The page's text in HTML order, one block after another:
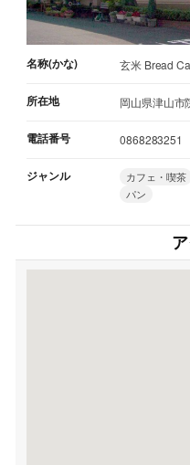
名称(かな) 玄米 Bread
所在地 岡山県津山市
電話番号 0868283251
ジャンル カフェ・喫茶
パン